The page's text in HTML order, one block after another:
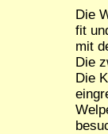
Die
fit
mit
Die
Die